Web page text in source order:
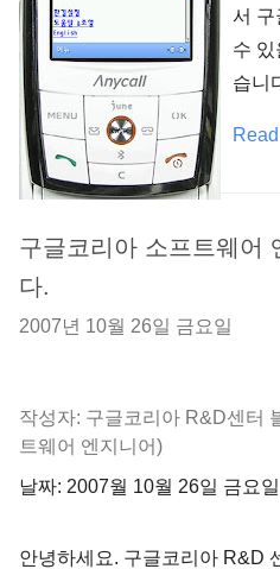
서 구
수 있
습니
구글코리아 소프트웨어
다.
2007년 10월 26일 금요일
작성자: 구글코리아 R&D센터
트웨어 엔지니어)
날짜: 2007월 10월 26일 금요일
안녕하세요. 구글코리아 R&D